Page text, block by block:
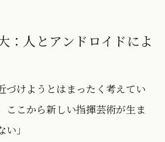
：人とアンドロイドによ
づけようとはまったく考えてい
ここから新しい指揮芸術が生ま
」